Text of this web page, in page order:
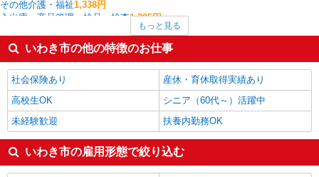
その他介護・福祉1,338円
入出庫・商品管理・検品・検査1,325円
調理・調理補助・調理師1,298円
製造・組立・加工 1,295円
介護職・ヘルパー1,270円
いわき市の他の職種の平均時給を見る
もっと見る
いわき市の他の特徴のお仕事
社会保険あり
産休・育休取得実績あり
高校生OK
シニア（60代～）活躍中
未経験歓迎
扶養内勤務OK
いわき市の雇用形態で絞り込む